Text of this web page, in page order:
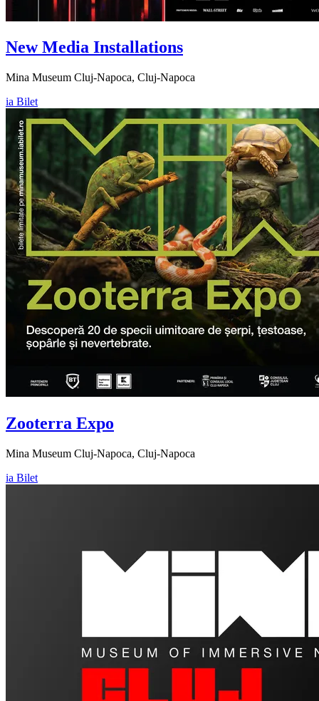
New Media Installations
Mina Museum Cluj-Napoca, Cluj-Napoca
ia Bilet
Zooterra Expo
Mina Museum Cluj-Napoca, Cluj-Napoca
ia Bilet